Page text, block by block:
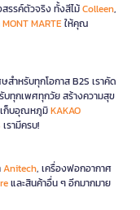
รรค์ตัวจริง ทั้งสีไม้Colleen,
MONT MARTEให้คุณ
ำหรับทุกโอกาส B2S เราคัด
บทุกเพศทุกวัย สร้างความสุข
เก็บอุณหภูมิKAKAO
เรามีครบ!
Anitech, เครื่องฟอกอากาศ
และสินค้าอื่น ๆ อีกมากมาย